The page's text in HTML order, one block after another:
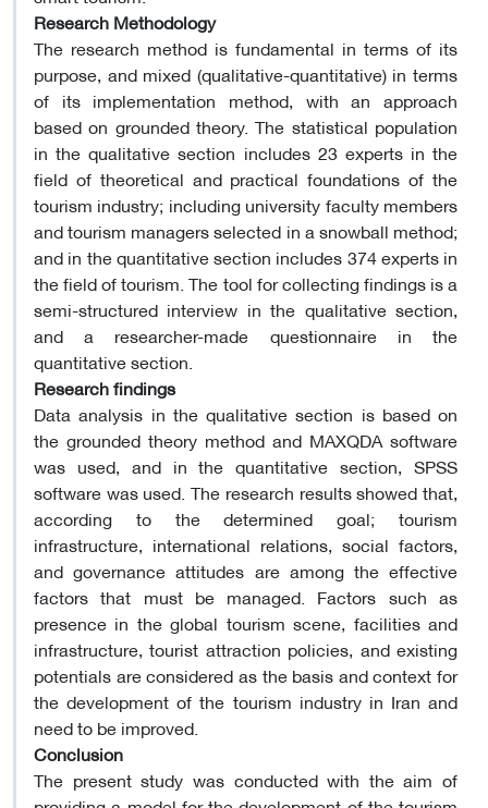
Research Methodology
The research method is fundamental in terms of its
purpose, and mixed (qualitative-quantitative) in terms
of its implementation method, with an approach
based on grounded theory. The statistical population
in the qualitative section includes 23 experts in the
field of theoretical and practical foundations of the
tourism industry; including university faculty members
and tourism managers selected in a snowball method;
and in the quantitative section includes 374 experts in
the field of tourism. The tool for collecting findings is a
semi-structured interview in the qualitative section,
and a researcher-made questionnaire in the
quantitative section.
Research findings
Data analysis in the qualitative section is based on
the grounded theory method and MAXQDA software
was used, and in the quantitative section, SPSS
software was used. The research results showed that,
according to the determined goal; tourism
infrastructure, international relations, social factors,
and governance attitudes are among the effective
factors that must be managed. Factors such as
presence in the global tourism scene, facilities and
infrastructure, tourist attraction policies, and existing
potentials are considered as the basis and context for
the development of the tourism industry in Iran and
need to be improved.
Conclusion
The present study was conducted with the aim of